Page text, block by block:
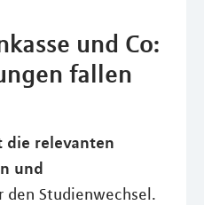
und Co:
fallen
relevanten
und
den Studienwechsel.